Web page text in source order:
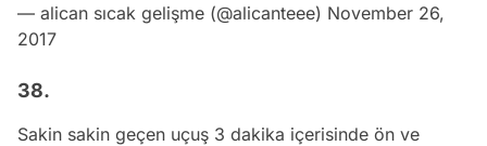
— alican sıcak gelişme (@alicanteee) November 26,
2017
38.
Sakin sakin geçen uçuş 3 dakika içerisinde ön ve